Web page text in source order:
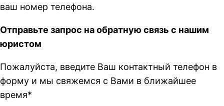
ваш номер телефона.
Отправьте запрос на обратную связь с нашим
юристом
Пожалуйста, введите Ваш контактный телефон в
форму и мы свяжемся с Вами в ближайшее
время*